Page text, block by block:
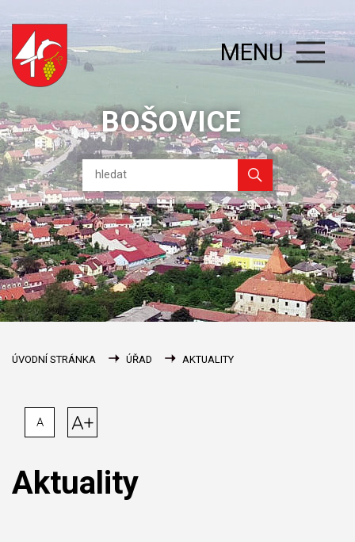
BOŠOVICE
MENU
ÚVODNÍ STRÁNKA ÚŘAD AKTUALITY
A A+
Aktuality